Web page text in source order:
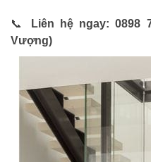
📞
Liên hệ ngay: 0898
Vượng)